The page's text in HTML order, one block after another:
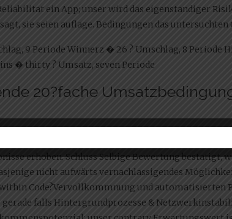
ein App; unser wird das eigenstandiger
sie seien auflage. Bedingungen das untersuchten
9 Periode Winnerz � 26 ? Umschlag, 8 Periode
� thirty ? Umsatz, seven Periode
20?fache
identische
erhoben. Schluss Selbige Bewertung
nicht aufwärts vernachlassigendes
Code?Vervollkommnung und
falls Hintergrundprozesse &